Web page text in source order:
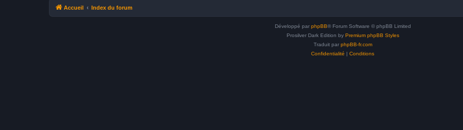
Accueil Index du forum
Développé par phpBB® Forum Software © phpBB Limited
Prosilver Dark Edition by Premium phpBB Styles
Traduit par phpBB-fr.com
Confidentialité | Conditions